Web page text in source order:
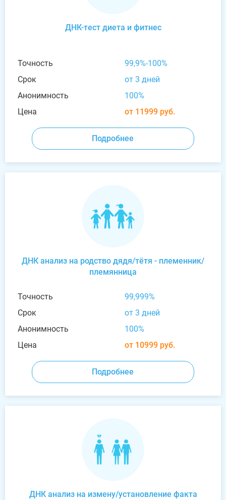
ДНК-тест диета и фитнес
Точность
99,9%-100%
Срок
от 3 дней
Анонимность
100%
Цена
от 11999 руб.
Подробнее
ДНК анализ на родство дядя/тётя - племенник/
племянница
Точность
99,999%
Срок
от 3 дней
Анонимность
100%
Цена
от 10999 руб.
Подробнее
ДНК анализ на измену/установление факта